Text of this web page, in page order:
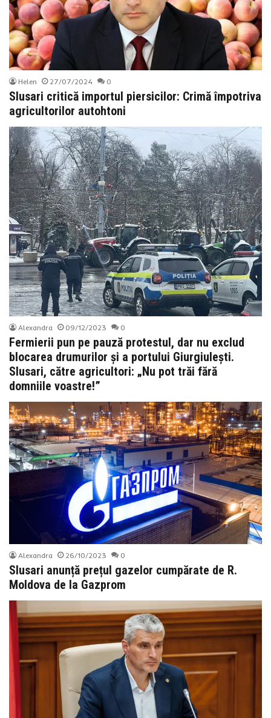
Helen 27/07/2024 0
Slusari critică importul piersicilor: Crimă împotriva
agricultorilor autohtoni
Alexandra 09/12/2023 0
Fermierii pun pe pauză protestul, dar nu exclud
blocarea drumurilor și a portului Giurgiulești.
Slusari, către agricultori: „Nu pot trăi fără
domniile voastre!”
Alexandra 26/10/2023 0
Slusari anunță prețul gazelor cumpărate de R.
Moldova de la Gazprom